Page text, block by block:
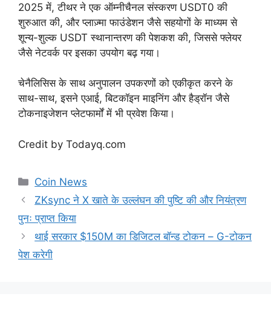
2025 में, टीथर ने एक ऑम्नीचैनल संस्करण USDT0 की
शुरुआत की, और प्लाज़्मा फाउंडेशन जैसे सहयोगों के माध्यम से
शून्य-शुल्क USDT स्थानान्तरण की पेशकश की, जिससे फ्लेयर
जैसे नेटवर्क पर इसका उपयोग बढ़ गया।
चेनैलिसिस के साथ अनुपालन उपकरणों को एकीकृत करने के
साथ-साथ, इसने एआई, बिटकॉइन माइनिंग और हैड्रॉन जैसे
टोकनाइजेशन प्लेटफार्मों में भी प्रवेश किया।
Credit by Todayq.com
Categories
Coin News
ZKsync ने X खाते के उल्लंघन की पुष्टि की और नियंत्रण
पुनः प्राप्त किया
थाई सरकार $150M का डिजिटल बॉन्ड टोकन – G-टोकन
पेश करेगी